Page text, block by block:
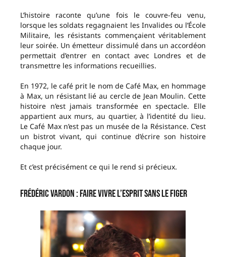
L’histoire raconte qu’une fois le couvre-feu venu,
lorsque les soldats regagnaient les Invalides ou l’École
Militaire, les résistants commençaient véritablement
leur soirée. Un émetteur dissimulé dans un accordéon
permettait d’entrer en contact avec Londres et de
transmettre les informations recueillies.
En 1972, le café prit le nom de Café Max, en hommage
à Max, un résistant lié au cercle de Jean Moulin. Cette
histoire n’est jamais transformée en spectacle. Elle
appartient aux murs, au quartier, à l’identité du lieu.
Le Café Max n’est pas un musée de la Résistance. C’est
un bistrot vivant, qui continue d’écrire son histoire
chaque jour.
Et c’est précisément ce qui le rend si précieux.
Frédéric Vardon : faire vivre l’esprit sans le figer